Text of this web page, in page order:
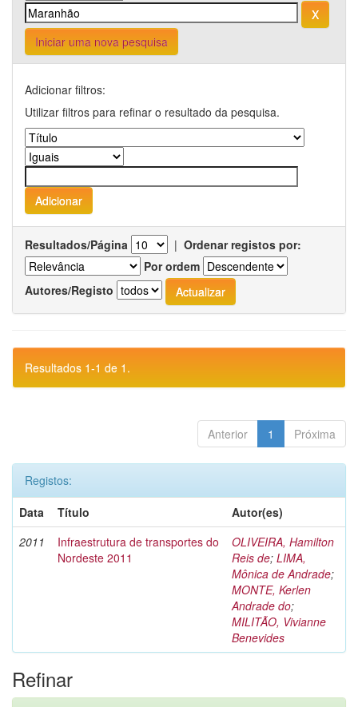
Iniciar uma nova pesquisa
Adicionar filtros:
Utilizar filtros para refinar o resultado da pesquisa.
Resultados/Página | Ordenar registos por:
Por ordem
Autores/Registo
Resultados 1-1 de 1.
Anterior 1 Próxima
Registos:
Data
Título
Autor(es)
2011
Infraestrutura de transportes do
Nordeste 2011
OLIVEIRA, Hamilton
Reis de; LIMA,
Mônica de Andrade;
MONTE, Kerlen
Andrade do;
MILITÃO, Vivianne
Benevides
Refinar